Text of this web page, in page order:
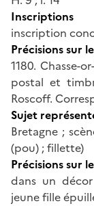
Inscriptions
inscription
Précisions sur
1180. Chasse-
postal et
Roscoff.
Sujet
Bretagne ;
(pou) ; fillette)
Précisions sur
dans un
jeune fille